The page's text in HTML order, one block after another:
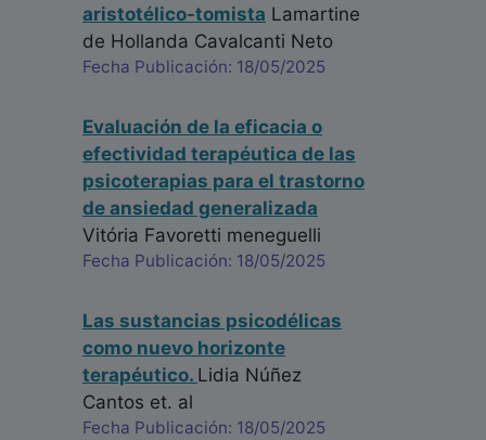
aristotélico-tomista Lamartine
de Hollanda Cavalcanti Neto
Fecha Publicación: 18/05/2025
Evaluación de la eficacia o
efectividad terapéutica de las
psicoterapias para el trastorno
de ansiedad generalizada
Vitória Favoretti meneguelli
Fecha Publicación: 18/05/2025
Las sustancias psicodélicas
como nuevo horizonte
terapéutico. Lidia Núñez
Cantos et. al
Fecha Publicación: 18/05/2025